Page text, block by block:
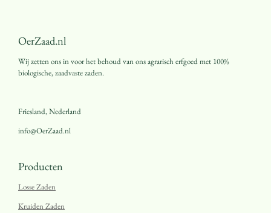
OerZaad.nl
Wij zetten ons in voor het behoud van ons agrarisch erfgoed met 100%
biologische, zaadvaste zaden.
Friesland, Nederland
info@OerZaad.nl
Producten
Losse Zaden
Kruiden Zaden